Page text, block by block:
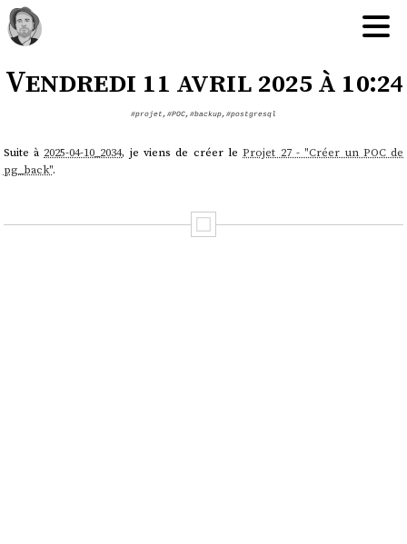
Vendredi 11 avril 2025 à 10:24
#projet, #POC, #backup, #postgresql
Suite à 2025-04-10_2034, je viens de créer leProjet 27 - "Créer un POC de
pg_back".